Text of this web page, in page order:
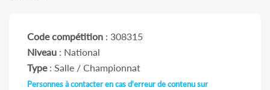
Code compétition : 308315
Niveau : National
Type: Salle / Championnat
Personnes à contacter en cas d'erreur de contenu sur